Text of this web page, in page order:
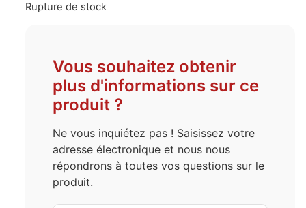
Rupture de stock
Vous souhaitez obtenir
plus d'informations sur ce
produit ?
Ne vous inquiétez pas ! Saisissez votre
adresse électronique et nous nous
répondrons à toutes vos questions sur le
produit.